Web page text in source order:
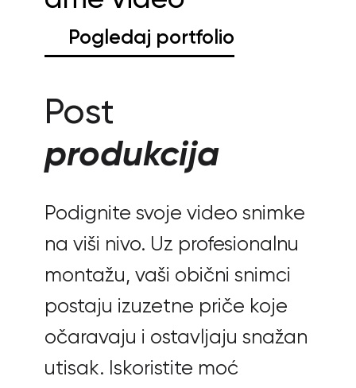
Pogledaj portfolio
Post
produkcija
Podignite svoje video snimke
na viši nivo. Uz profesionalnu
montažu, vaši obični snimci
postaju izuzetne priče koje
očaravaju i ostavljaju snažan
utisak. Iskoristite moć